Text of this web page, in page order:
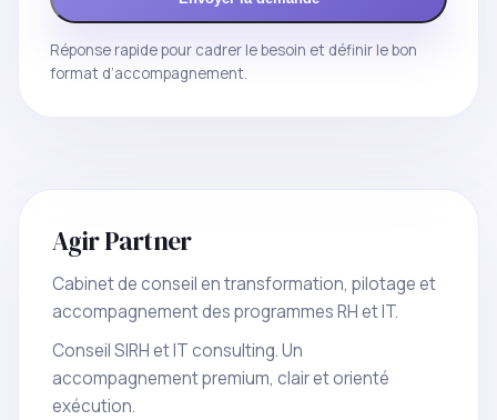
Réponse rapide pour cadrer le besoin et définir le bon
format d’accompagnement.
Agir Partner
Cabinet de conseil en transformation, pilotage et
accompagnement des programmes RH et IT.
Conseil SIRH et IT consulting. Un
accompagnement premium, clair et orienté
exécution.